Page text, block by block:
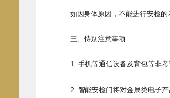
如因身体原因，不能进行安检的
三、特别注意事项
1. 手机等通信设备及背包等非考
2. 智能安检门将对金属类电子